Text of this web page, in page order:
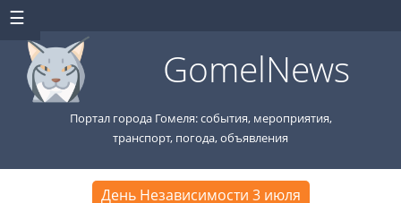
GomelNews
Портал города Гомеля: события, мероприятия,
транспорт, погода, объявления
День Независимости 3 июля